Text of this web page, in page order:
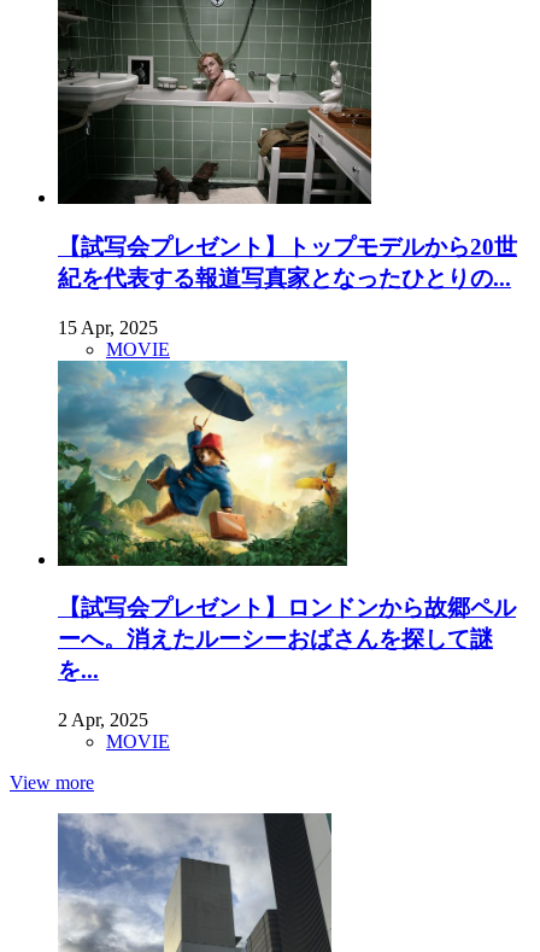
【試写会プレゼント】トップモデルから20世
紀を代表する報道写真家となったひとりの...
15 Apr, 2025
MOVIE
【試写会プレゼント】ロンドンから故郷ペル
ーへ。消えたルーシーおばさんを探して謎
を...
2 Apr, 2025
MOVIE
View more